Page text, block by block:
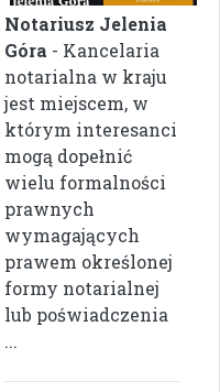
Notariusz Jelenia
Góra - Kancelaria
notarialna w kraju
jest miejscem, w
którym interesanci
mogą dopełnić
wielu formalności
prawnych
wymagających
prawem określonej
formy notarialnej
lub poświadczenia
...